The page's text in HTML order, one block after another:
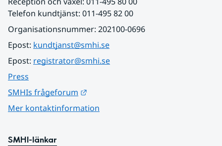
Telefon kundtjänst: 011-495 82 00
Organisationsnummer: 202100-0696
Epost: kundtjanst@smhi.se
Epost: registrator@smhi.se
Press
SMHIs frågeforum
Mer kontaktinformation
SMHI-länkar